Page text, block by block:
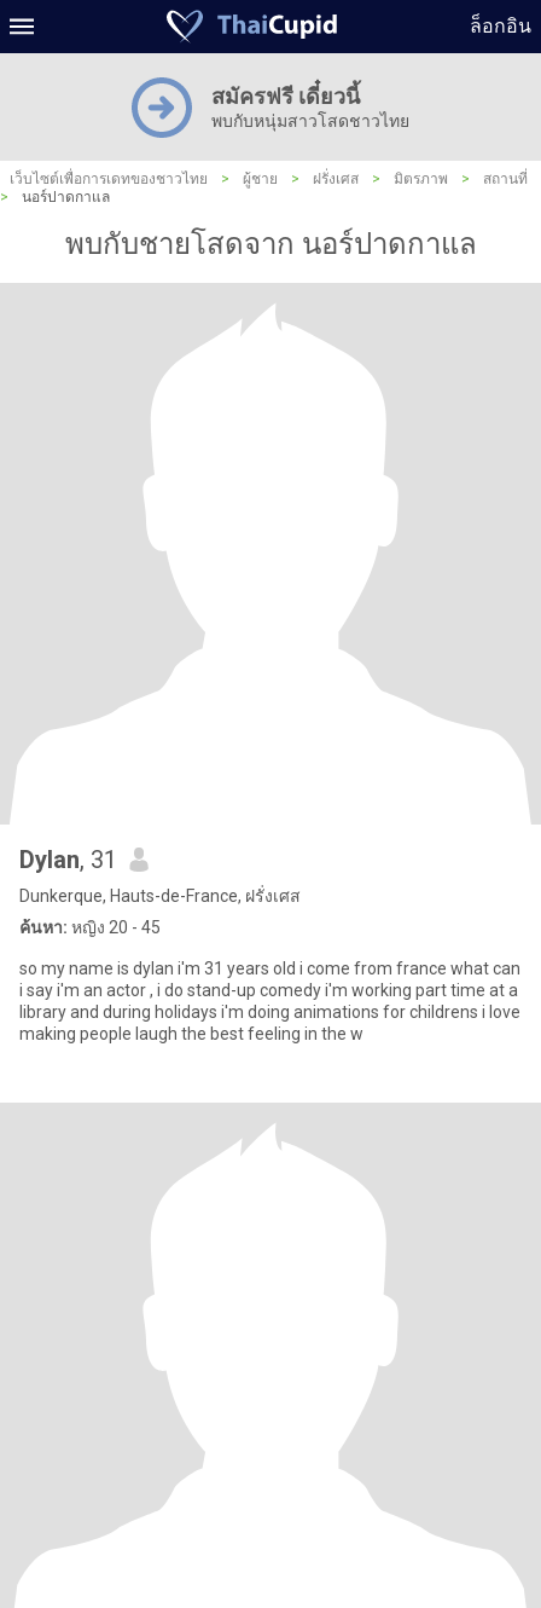
ล็อกอิน
สมัครฟรี เดี๋ยวนี้
พบกับหนุ่มสาวโสดชาวไทย
เว็บไซต์เพื่อการเดทของชาวไทย > ผู้ชาย > ฝรั่งเศส > มิตรภาพ >
สถานที่
>
นอร์ปาดกาแล
พบกับชายโสดจาก นอร์ปาดกาแล
Dylan, 31
Dunkerque, Hauts-de-France, ฝรั่งเศส
ค้นหา: หญิง 20 - 45
so my name is dylan i'm 31 years old i come from france what can
i say i'm an actor , i do stand-up comedy i'm working part time at a
library and during holidays i'm doing animations for childrens i love
making people laugh the best feeling in the w